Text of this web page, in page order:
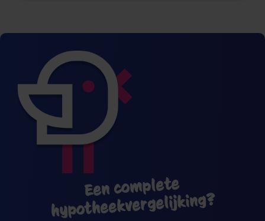
Een complete
hypotheekvergelijking?